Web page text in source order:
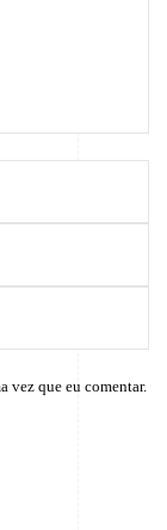
vez que eu comentar.